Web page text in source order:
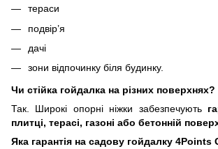
тераси
подвір’я
дачі
зони відпочинку біля будинку.
Чи стійка гойдалка на різних поверхнях?
Так. Широкі опорні ніжки забезпечують
плитці, терасі, газоні або бетонній
Яка гарантія на садову гойдалку 4Points